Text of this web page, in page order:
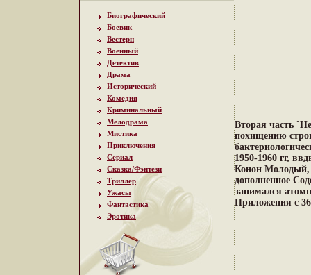
Биографический
Боевик
Вестерн
Военный
Детектив
Драма
Исторический
Комедия
Криминальный
Мелодрама
Мистика
Приключения
Сериал
Сказка/Фэнтези
Триллер
Ужасы
Фантастика
Эротика
Вторая часть
похищению
1950-1960 гг,
Конон Молодый,
дополненное
занимался
Приложения c